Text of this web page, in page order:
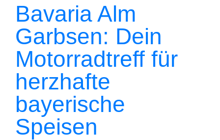
Bavaria Alm
Garbsen: Dein
Motorradtreff für
herzhafte
bayerische
Speisen